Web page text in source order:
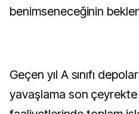
benimseneceğinin
Geçen yıl A sınıfı
yavaşlama son